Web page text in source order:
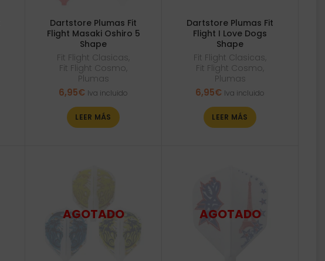
Dartstore Plumas Fit
Flight Masaki Oshiro 5
Shape
Fit Flight Clasicas,
Fit Flight Cosmo,
Plumas
6,95€ Iva incluido
LEER MÁS
Dartstore Plumas Fit
Flight I Love Dogs
Shape
Fit Flight Clasicas,
Fit Flight Cosmo,
Plumas
6,95€ Iva incluido
LEER MÁS